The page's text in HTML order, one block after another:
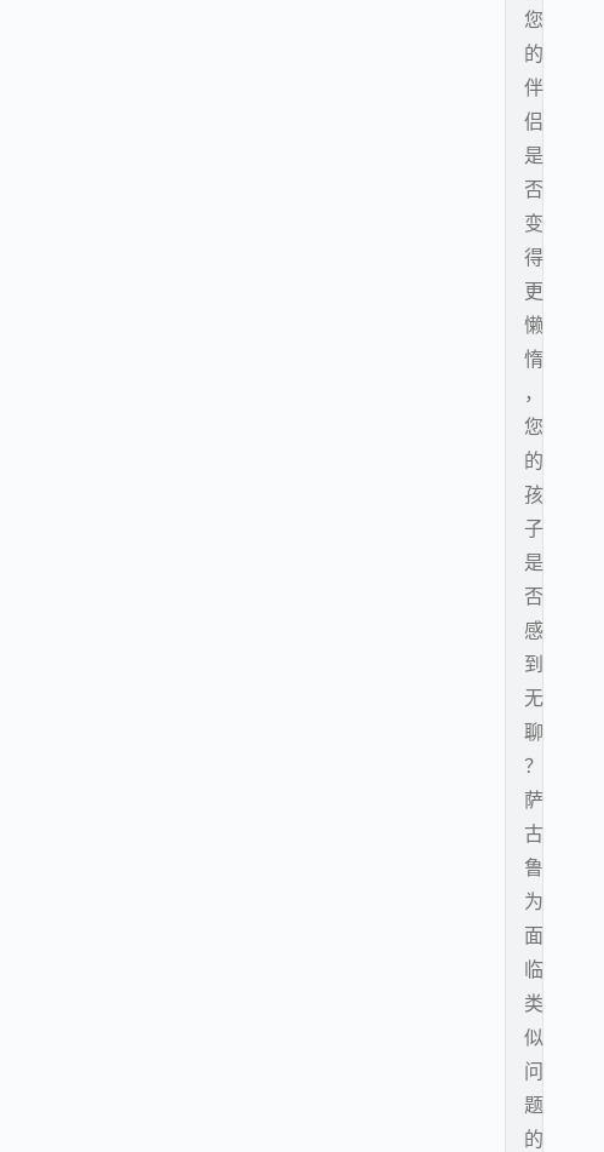
您
的
伴
侣
是
否
变
得
更
懒
惰
，
您
的
孩
子
是
否
感
到
无
聊
？
萨
古
鲁
为
面
临
类
似
问
题
的